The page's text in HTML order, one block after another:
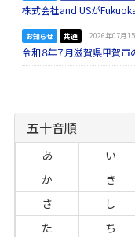
株式会社and USが
お知らせ 共通 2026年07月
令和８年７月滋賀県甲賀市
五十音順
あ い
か
き
さ
し
た
ち